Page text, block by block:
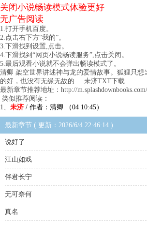
关闭小说畅读模式体验更好
无广告阅读
1.打开手机百度。
2.点击右下方“我的”。
3.下滑找到设置,点击。
4.下滑找到“网页小说畅读服务”,点击关闭。
5.最后观看小说就不会弹出畅读模式了。
清卿 架空世界讲述神与龙的爱情故事。狐狸只想
的好，也没有无缘无故的 ... 未济TXT下载
最新章节推荐地址：http://
类似推荐阅读：
1、 未济 / 作者：清卿 （04 10:45）
最新章节 ( 更新：2026/6/4 22:46:14 )
说好了
江山如戏
伴君长宁
无可奈何
真名